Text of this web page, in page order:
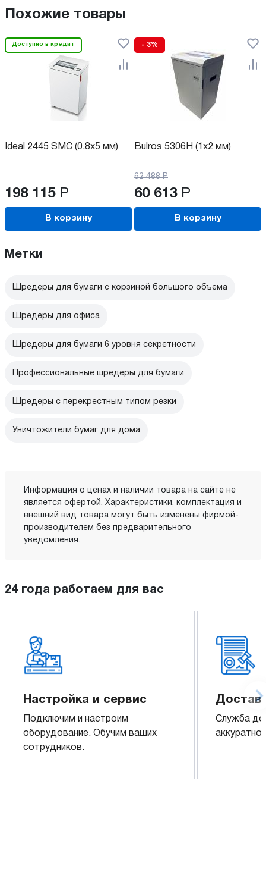
Похожие товары
Доступно в кредит
Ideal 2445 SMC (0.8x5 мм)
198 115 Р
В корзину
- 3%
Bulros 5306H (1x2 мм)
62 488 Р
60 613 Р
В корзину
Метки
Шредеры для бумаги с корзиной большого объема
Шредеры для офиса
Шредеры для бумаги 6 уровня секретности
Профессиональные шредеры для бумаги
Шредеры с перекрестным типом резки
Уничтожители бумаг для дома
Информация о ценах и наличии товара на сайте не
является офертой. Характеристики, комплектация и
внешний вид товара могут быть изменены фирмой-
производителем без предварительного
уведомления.
24 года работаем для вас
Настройка и сервис
Подключим и настроим
оборудование. Обучим ваших
сотрудников.
Служба
аккуратно